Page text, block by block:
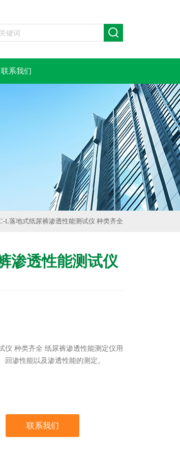
联系我们
L落地式纸尿裤渗透性能测试仪 种类齐全
渗透性能测试仪
仪 种类齐全 纸尿裤渗透性能测定仪用
回渗性能以及渗透性能的测定。
联系我们